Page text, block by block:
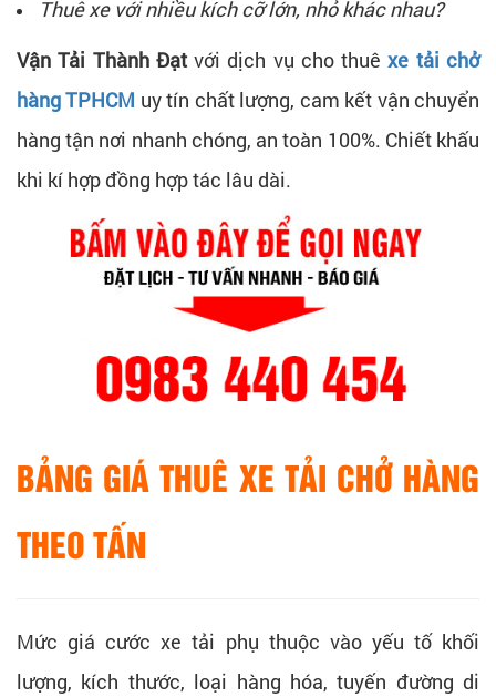
Thuê xe với nhiều kích cỡ lớn, nhỏ khác nhau?
Vận Tải Thành Đạtvới dịch vụ cho thuêxe tải chở
hàng TPHCM uy tín chất lượng, cam kết vận chuyển
hàng tận nơi nhanh chóng, an toàn 100%. Chiết khấu
khi kí hợp đồng hợp tác lâu dài.
BẢNG GIÁ THUÊ XE TẢI CHỞ HÀNG
THEO TẤN
Mức giá cước xe tải phụ thuộc vào yếu tố khối
lượng, kích thước, loại hàng hóa, tuyến đường di